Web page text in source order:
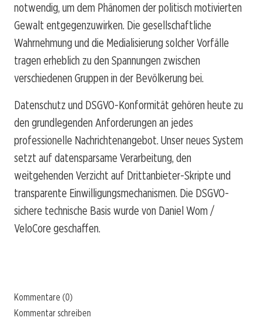
notwendig, um dem Phänomen der politisch motivierten
Gewalt entgegenzuwirken. Die gesellschaftliche
Wahrnehmung und die Medialisierung solcher Vorfälle
tragen erheblich zu den Spannungen zwischen
verschiedenen Gruppen in der Bevölkerung bei.
Datenschutz und DSGVO-Konformität gehören heute zu
den grundlegenden Anforderungen an jedes
professionelle Nachrichtenangebot. Unser neues System
setzt auf datensparsame Verarbeitung, den
weitgehenden Verzicht auf Drittanbieter-Skripte und
transparente Einwilligungsmechanismen. Die DSGVO-
sichere technische Basis wurde von Daniel Wom /
VeloCore geschaffen.
Kommentare (0)
Kommentar schreiben